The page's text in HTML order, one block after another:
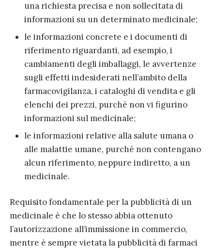
una richiesta precisa e non sollecitata di
informazioni su un determinato medicinale;
le informazioni concrete e i documenti di
riferimento riguardanti, ad esempio, i
cambiamenti degli imballaggi, le avvertenze
sugli effetti indesiderati nell’ambito della
farmacovigilanza, i cataloghi di vendita e gli
elenchi dei prezzi, purché non vi figurino
informazioni sul medicinale;
le informazioni relative alla salute umana o
alle malattie umane, purché non contengano
alcun riferimento, neppure indiretto, a un
medicinale.
Requisito fondamentale per la pubblicità di un
medicinale è che lo stesso abbia ottenuto
l’autorizzazione all’immissione in commercio,
mentre è sempre vietata la pubblicità di farmaci